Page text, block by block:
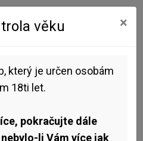
věku ×
který je určen osobám
18ti let.
pokračujte dále
li Vám více jak